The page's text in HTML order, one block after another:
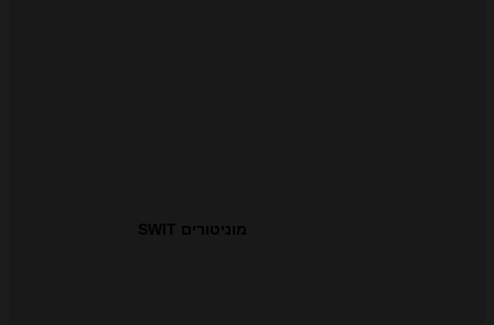
מוניטורים SWIT